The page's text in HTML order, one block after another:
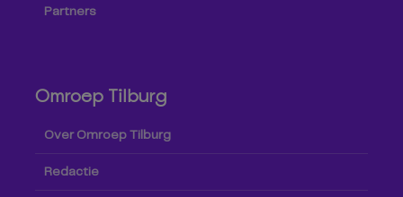
Partners
Omroep Tilburg
Over Omroep Tilburg
Redactie